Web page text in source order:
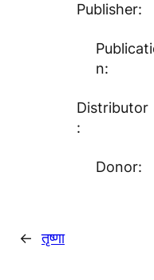
Publisher:
n:
Distributor
:
Donor:
← तृष्णा